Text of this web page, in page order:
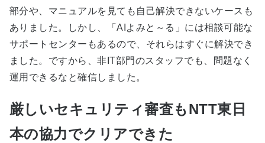
部分や、マニュアルを見ても自己解決できないケースも
ありました。しかし、「AIよみと～る」には相談可能な
サポートセンターもあるので、それらはすぐに解決でき
ました。ですから、非IT部門のスタッフでも、問題なく
運用できるなと確信しました。
厳しいセキュリティ審査もNTT東日
本の協力でクリアできた